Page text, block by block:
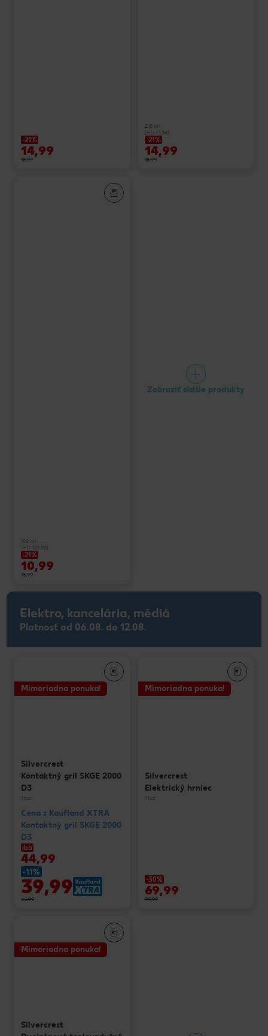
-21%
14,99
18,99
210 ml
(=1 l 71,38)
-21%
14,99
18,99
100 ml
(=1 l 109,90)
-21%
10,99
13,99
Zobraziť ďalšie produkty
Elektro, kancelária, médiá
Platnosť od 06.08. do 12.08.
Mimoriadna ponuka!
Silvercrest
Kontaktný gril SKGE 2000
D3
1 kus
Cena s Kaufland XTRA
Kontaktný gril SKGE 2000
D3
iba
44,99
-11%
39,99
44,99
Mimoriadna ponuka!
Silvercrest
Elektrický hrniec
1 kus
-30%
69,99
99,99
Mimoriadna ponuka!
Silvercrest